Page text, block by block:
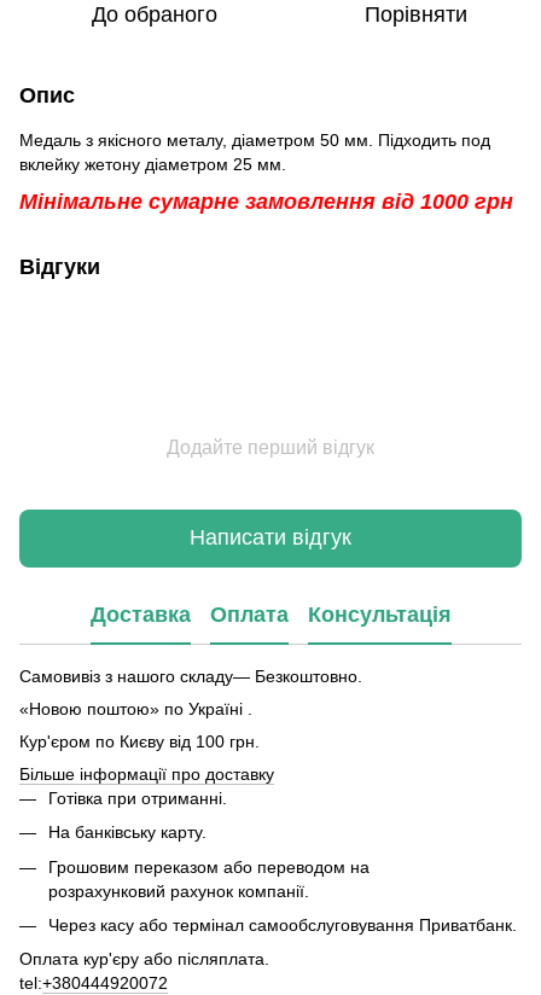
До обраного Порівняти
Опис
Медаль з якісного металу, діаметром 50 мм. Підходить под
вклейку жетону діаметром 25 мм.
Мінімальне сумарне замовлення від 1000 грн
Відгуки
Додайте перший відгук
Написати відгук
Доставка Оплата Консультація
Самовивіз з нашого складу— Безкоштовно.
«Новою поштою» по Україні .
Кур'єром по Києву від 100 грн.
Більше інформації про доставку
Готівка при отриманні.
На банківську карту.
Грошовим переказом або переводом на
розрахунковий рахунок компанії.
Через касу або термінал самообслуговування Приватбанк.
Оплата кур'єру або післяплата.
tel:+380444920072